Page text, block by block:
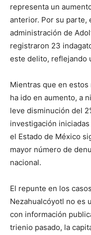
representa un
anterior. Por su parte,
administración de
registraron 23
este delito, reflejando
Mientras que en
ha ido en aumento, a
leve disminución del
investigación
el Estado de México
mayor número de
nacional.
El repunte en los
Nezahualcóyotl no es
con información
trienio pasado, la